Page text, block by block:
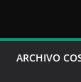
ARCHIVO